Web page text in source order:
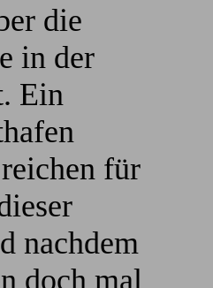
die
in der
Ein
für
nachdem
doch mal